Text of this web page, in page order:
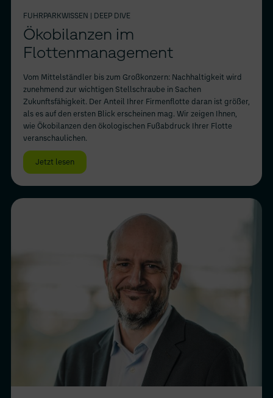
FUHRPARKWISSEN | DEEP DIVE
Ökobilanzen im
Flottenmanagement
Vom Mittelständler bis zum Großkonzern: Nachhaltigkeit wird
zunehmend zur wichtigen Stellschraube in Sachen
Zukunftsfähigkeit. Der Anteil Ihrer Firmenflotte daran ist größer,
als es auf den ersten Blick erscheinen mag. Wir zeigen Ihnen,
wie Ökobilanzen den ökologischen Fußabdruck Ihrer Flotte
veranschaulichen.
Jetzt lesen